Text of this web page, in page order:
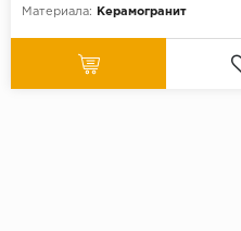
Материала:
Керамогранит